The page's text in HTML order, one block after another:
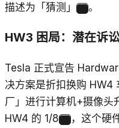
描述为「猜测」
。
HW3 困局：潜在诉
Tesla 正式宣告
决方案是折扣换购 HW4
厂」进行计算机+摄像头
HW4 的 1/8
，这个硬